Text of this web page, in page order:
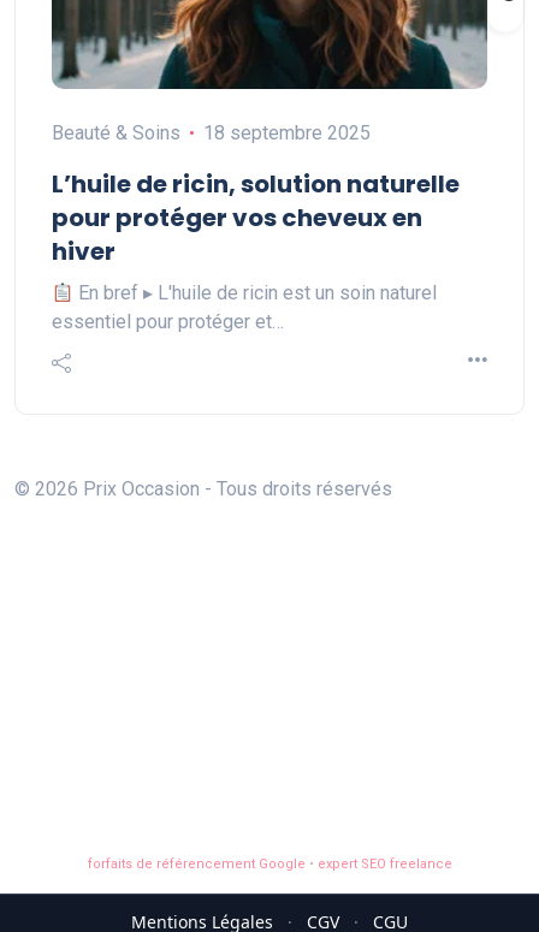
Beauté & Soins 18 septembre 2025
L’huile de ricin, solution naturelle
pour protéger vos cheveux en
hiver
En bref ▸ L'huile de ricin est un soin naturel
essentiel pour protéger et…
© 2026 Prix Occasion - Tous droits réservés
forfaits de référencement Google • expert SEO freelance
Mentions Légales · CGV · CGU